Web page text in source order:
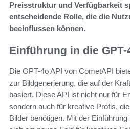
Preisstruktur und Verfügbarkeit
entscheidende Rolle, die die
beeinflussen können.
Einführung in die GPT-
Die GPT-4o API von CometAPI
zur Bildgenerierung, die auf der
basiert. Diese API ist nicht nur für
sondern auch für kreative Profis,
Bilder benötigen. Mit der